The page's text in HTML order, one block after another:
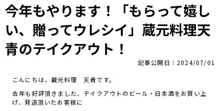
今年もやります！「もらって嬉し
い、贈ってウレシイ」蔵元料理天
青のテイクアウト！
記事公開日：2024/07/01
こんにちは、蔵元料理 天青です。
去年も好評頂きました、テイクアウトのビール・日本酒をお買い上
げ、発送頂いたお客様に